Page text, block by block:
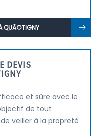
QUÃ©TIGNY
DEVIS
et sûre avec le
de tout
veiller à la propreté